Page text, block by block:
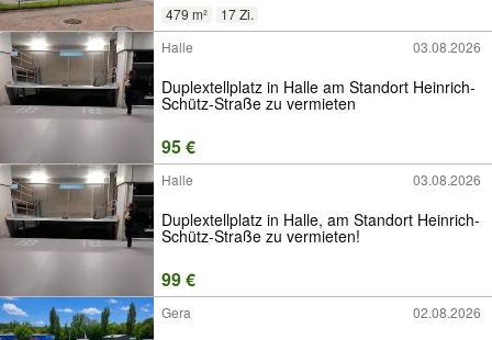
479 m²
17 Zi.
Halle
03.08.2026
Duplextellplatz in Halle am Standort Heinrich-
Schütz-Straße zu vermieten
95 €
Halle 03.08.2026
Duplextellplatz in Halle, am Standort Heinrich-
Schütz-Straße zu vermieten!
99 €
Gera 02.08.2026